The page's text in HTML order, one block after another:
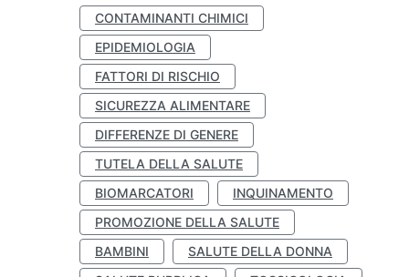
CONTAMINANTI CHIMICI
EPIDEMIOLOGIA
FATTORI DI RISCHIO
SICUREZZA ALIMENTARE
DIFFERENZE DI GENERE
TUTELA DELLA SALUTE
BIOMARCATORI
INQUINAMENTO
PROMOZIONE DELLA SALUTE
BAMBINI
SALUTE DELLA DONNA